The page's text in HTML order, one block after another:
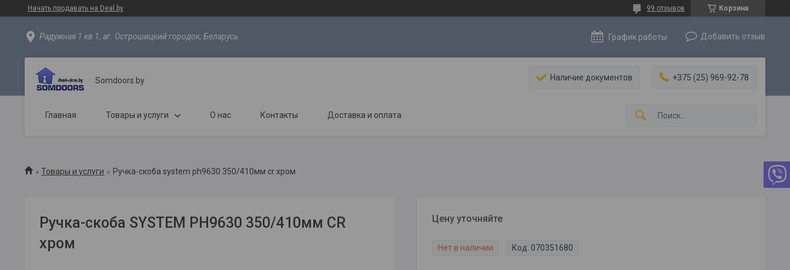
Начать продавать на Deal.by Корзина
99 отзывов
Радужная 1 кв 1, аг. Острошицкий городок, Беларусь График работы Добавить отзыв
Somdoors.by Наличие документов +375 (25) 969-92-78
Главная Товары и услуги О нас Контакты Доставка и оплата
Товары и услуги Ручка-скоба system ph9630 350/410мм cr хром
Ручка-скоба SYSTEM PH9630 350/410мм CR
хром
Цену уточняйте
Нет в наличии Код: 070351680